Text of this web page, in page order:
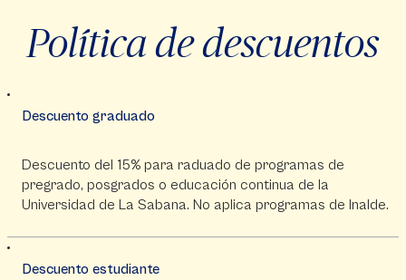
Política de descuentos
Descuento graduado
Descuento del 15% para raduado de programas de
pregrado, posgrados o educación continua de la
Universidad de La Sabana. No aplica programas de Inalde.
Descuento estudiante